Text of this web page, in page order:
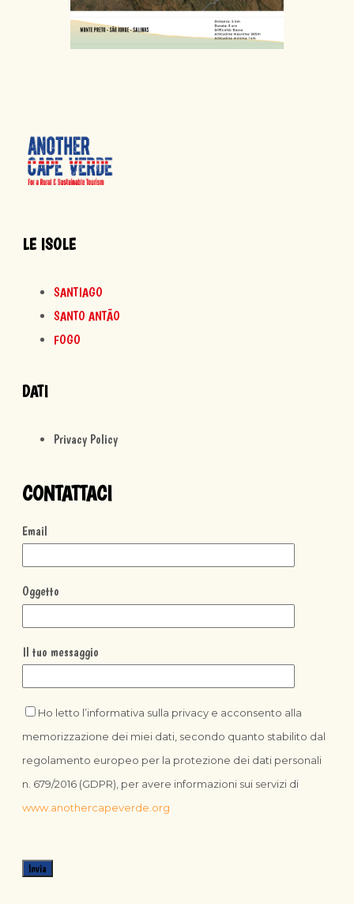
LE ISOLE
SANTIAGO
SANTO ANTÃO
FOGO
DATI
Privacy Policy
CONTATTACI
Email
Oggetto
Il tuo messaggio
Ho letto l’informativa sulla privacy e acconsento alla
memorizzazione dei miei dati, secondo quanto stabilito dal
regolamento europeo per la protezione dei dati personali
n. 679/2016 (GDPR), per avere informazioni sui servizi di
www.anothercapeverde.org